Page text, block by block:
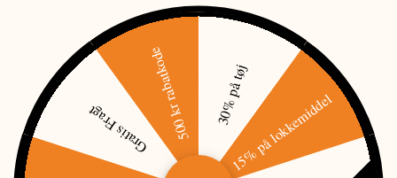
For at undgå der samler sig fugt i dit vildtkamera, bør du have en
silicium pose eller en antifugtbrik inden i.
Hvergang du åbner og lukker dit vildtkamera ude i naturen, spærrer
du fugt inden i kameraet. På sigt vil det sætte sig på metaldele og
føre til korrosion og rust.
Dermed får du fejlspænding, øget strømforbrug eller i værste fald
vildtkamera "død" (som garantien ikke dækker).
30% på tøj
15% på lokkemiddel
Gratis Fragt500 kr rabatkode